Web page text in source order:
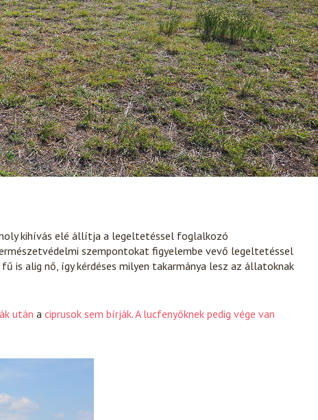
kihívás elé állítja a legeltetéssel foglalkozó
szempontokat figyelembe vevő legeltetéssel
is alig nő, így kérdéses milyen takarmánya lesz az állatoknak
után a ciprusok sem bírják.A lucfenyőknek pedig vége van